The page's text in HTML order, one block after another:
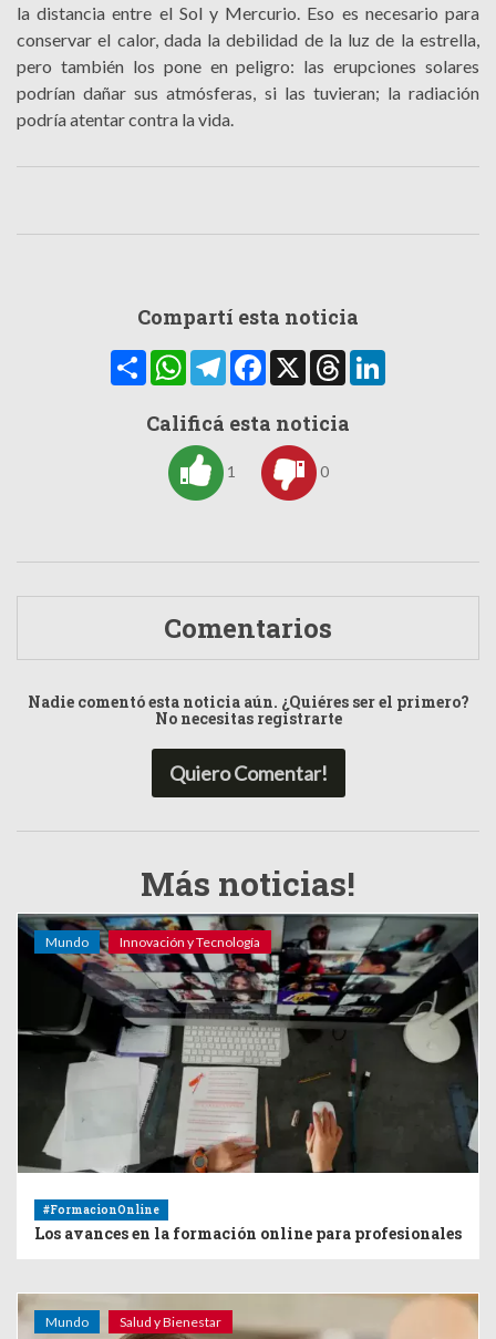
la distancia entre el Sol y Mercurio. Eso es necesario para
conservar el calor, dada la debilidad de la luz de la estrella,
pero también los pone en peligro: las erupciones solares
podrían dañar sus atmósferas, si las tuvieran; la radiación
podría atentar contra la vida.
Compartí esta noticia
CompartirWhatsAppTelegramFacebook
X Threads
Calificá esta noticia
1 0
Comentarios
Nadie comentó esta noticia aún. ¿Quiéres ser el primero?
No necesitas registrarte
Quiero Comentar!
Más noticias!
Mundo Innovación y Tecnología
#FormacionOnline
Los avances en la formación online para profesionales
Mundo Salud y Bienestar